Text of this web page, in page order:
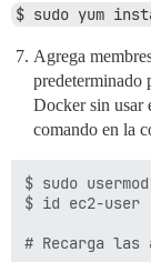
$ sudo yum
Agrega
predeterminado
Docker sin usar
comando en la
$ sudo
$ id ec2-user
# Recarga las